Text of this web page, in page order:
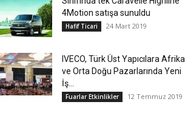
4Motion satışa sunuldu
Hafif Ticari 24 Mart 2019
IVECO, Türk Üst Yapıcılara Afrika
ve Orta Doğu Pazarlarında Yeni
İş...
Fuarlar Etkinlikler 12 Temmuz 2019